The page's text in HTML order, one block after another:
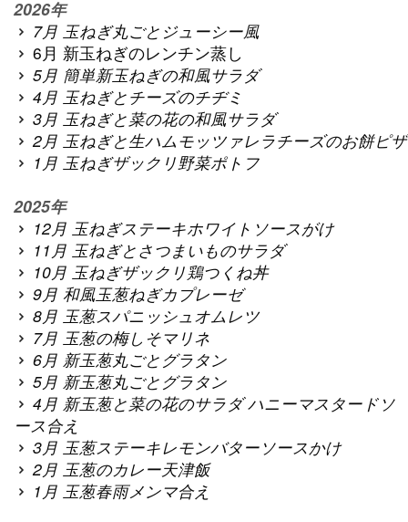
2026年
7月 玉ねぎ丸ごとジューシー風
6月 新玉ねぎのレンチン蒸し
5月 簡単新玉ねぎの和風サラダ
4月 玉ねぎとチーズのチヂミ
3月 玉ねぎと菜の花の和風サラダ
2月 玉ねぎと生ハムモッツァレラチーズのお餅ピザ
1月 玉ねぎザックリ野菜ポトフ
2025年
12月 玉ねぎステーキホワイトソースがけ
11月 玉ねぎとさつまいものサラダ
10月 玉ねぎザックリ鶏つくね丼
9月 和風玉葱ねぎカプレーゼ
8月 玉葱スパニッシュオムレツ
7月 玉葱の梅しそマリネ
6月 新玉葱丸ごとグラタン
5月 新玉葱丸ごとグラタン
4月 新玉葱と菜の花のサラダ ハニーマスタードソ
ース合え
3月 玉葱ステーキレモンバターソースかけ
2月 玉葱のカレー天津飯
1月 玉葱春雨メンマ合え